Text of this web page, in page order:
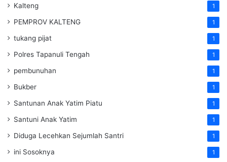
Kalteng 1
PEMPROV KALTENG 1
tukang pijat 1
Polres Tapanuli Tengah 1
pembunuhan 1
Bukber 1
Santunan Anak Yatim Piatu 1
Santuni Anak Yatim 1
Diduga Lecehkan Sejumlah Santri 1
ini Sosoknya 1